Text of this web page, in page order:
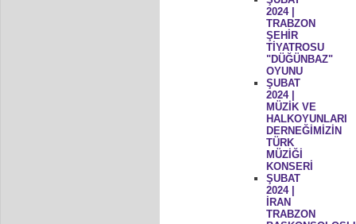
2024 |
TRABZON
ŞEHİR
TİYATROSU
"DÜĞÜNBAZ"
OYUNU
ŞUBAT
2024 |
MÜZİK VE
HALKOYUNLARI
DERNEĞİMİZİN
TÜRK
MÜZİĞİ
KONSERİ
ŞUBAT
2024 |
İRAN
TRABZON